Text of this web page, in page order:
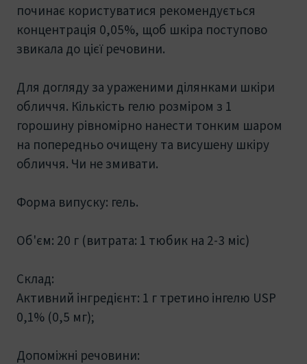
починає користуватися рекомендується
концентрація 0,05%, щоб шкіра поступово
звикала до цієї речовини.
Для догляду за ураженими ділянками шкіри
обличчя. Кількість гелю розміром з 1
горошину рівномірно нанести тонким шаром
на попередньо очищену та висушену шкіру
обличчя. Чи не змивати.
Форма випуску: гель.
Об'єм: 20 г (витрата: 1 тюбик на 2-3 міс)
Склад:
Активний інгредієнт: 1 г третино інгелю USP
0,1% (0,5 мг);
Допоміжні речовини: